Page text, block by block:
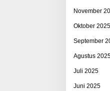
November
Oktober 2025
September
Agustus
Juli 2025
Juni 2025